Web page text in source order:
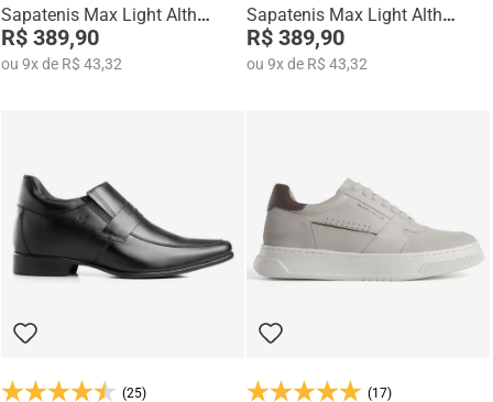
Sapatenis Max Light Alth
3752-04
R$ 389,90
ou 9xde R$ 43,32
Sapatenis Max Light Alth
3752-01
R$ 389,90
ou 9xde R$ 43,32
(25) (17)